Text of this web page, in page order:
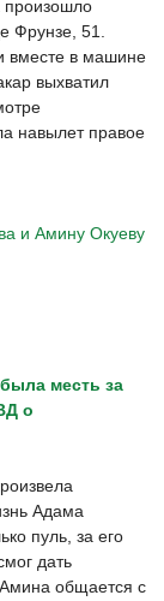
Фрунзе, 51.
вместе в машине
выхватил
навылет правое
месть за
о
Адама
пуль, за его
дать
общается с